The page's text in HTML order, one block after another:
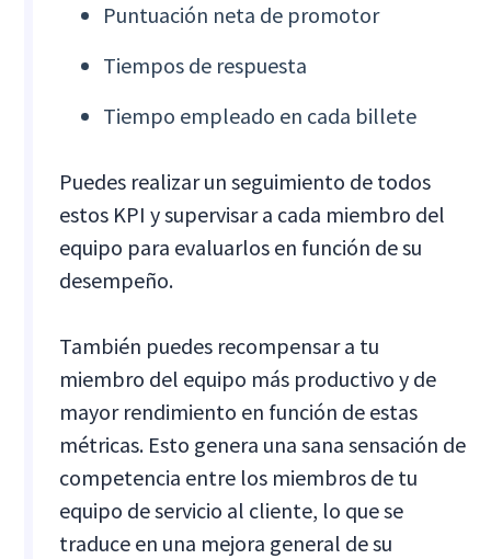
Puntuación neta de promotor
Tiempos de respuesta
Tiempo empleado en cada billete
Puedes realizar un seguimiento de todos
estos KPI y supervisar a cada miembro del
equipo para evaluarlos en función de su
desempeño.
También puedes recompensar a tu
miembro del equipo más productivo y de
mayor rendimiento en función de estas
métricas. Esto genera una sana sensación de
competencia entre los miembros de tu
equipo de servicio al cliente, lo que se
traduce en una mejora general de su